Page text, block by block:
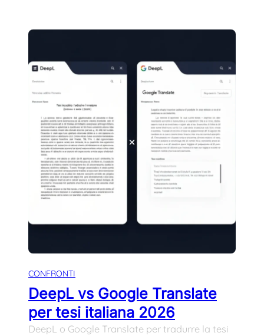
CONFRONTI
DeepL vs Google Translate
per tesi italiana 2026
DeepL o Google Translate per tradurre la tesi